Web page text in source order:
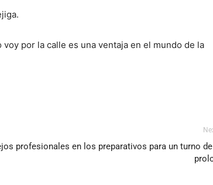
por la calle es una ventaja en el mundo de la
profesionales en los preparativos para un turno